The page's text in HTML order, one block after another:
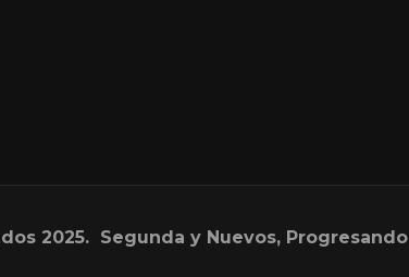
2025. Segunda y Nuevos, Progresando